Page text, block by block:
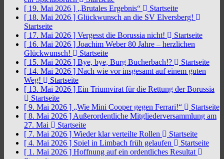
[ 19. Mai 2026 ] „Brutales Ergebnis“
Startseite
[ 18. Mai 2026 ] Glückwunsch an die SV Elversberg!
Startseite
[ 17. Mai 2026 ] Vergesst die Borussia nicht!
Startseite
[ 16. Mai 2026 ] Joachim Weber 80 Jahre – herzlichen
Glückwunsch!
Startseite
[ 15. Mai 2026 ] Bye, bye, Burg Bucherbach!?
Startseite
[ 14. Mai 2026 ] Nach wie vor insgesamt auf einem guten
Weg!
Startseite
[ 13. Mai 2026 ] Ein Triumvirat für die Rettung der Borussia
Startseite
[ 9. Mai 2026 ] „Wie Mini Cooper gegen Ferrari!“
Startseite
[ 8. Mai 2026 ] Außerordentliche Mitgliederversammlung am
27. Mai
Startseite
[ 7. Mai 2026 ] Wieder klar verteilte Rollen
Startseite
[ 4. Mai 2026 ] Spiel in Limbach früh gelaufen
Startseite
[ 1. Mai 2026 ] Hoffnung auf ein ordentliches Resultat